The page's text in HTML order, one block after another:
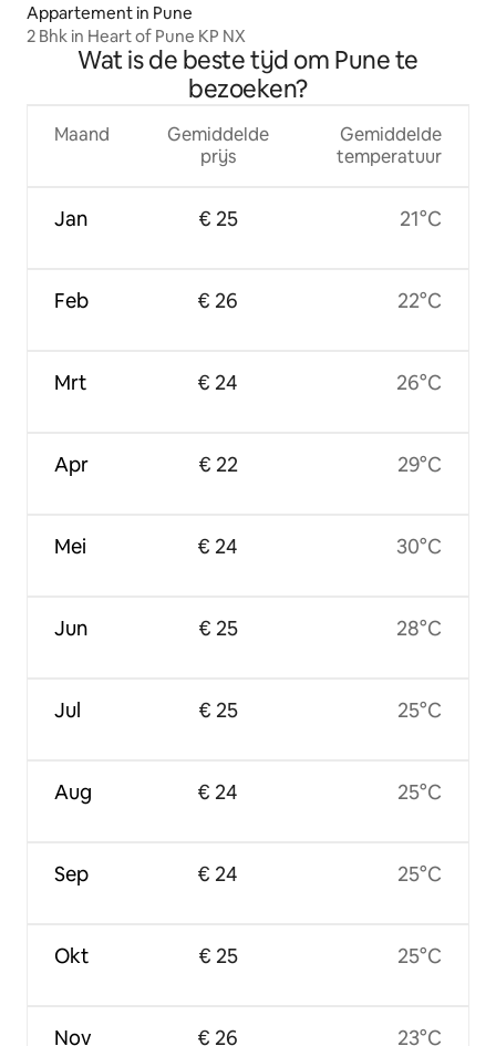
Appartement in Pune
2 Bhk in Heart of Pune KP NX
Wat is de beste tijd om Pune te
bezoeken?
Maand
Jan
Feb
Mrt
Apr
Mei
Jun
Jul
Aug
Sep
Okt
Nov
Gemiddelde
prijs
€ 25
€ 26
€ 24
€ 22
€ 24
€ 25
€ 25
€ 24
€ 24
€ 25
€ 26
Gemiddelde
temperatuur
21°C
22°C
26°C
29°C
30°C
28°C
25°C
25°C
25°C
25°C
23°C